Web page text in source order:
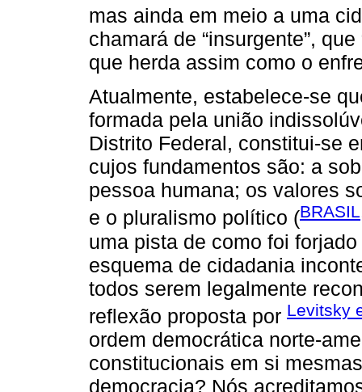
mas ainda em meio a uma
chamará de “insurgente”,
que herda assim como o
Atualmente, estabelece-se
formada pela união
Distrito Federal, constitui-se
cujos fundamentos são: a
pessoa humana; os valores
e o pluralismo político (
uma pista de como foi
esquema de cidadania
todos serem legalmente
reflexão proposta por Levitsky
ordem democrática norte-
constitucionais em si
democracia? Nós